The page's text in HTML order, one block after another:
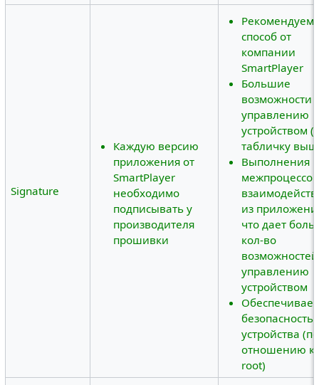
Signature
Каждую версию
приложения от
SmartPlayer
необходимо
подписывать у
производителя
прошивки
способ от
компании
SmartPlayer
Большие
возможности
управлению
устройством
табличку
Выполнения
из
что дает
кол-во
управлению
устройством
безопасность
устройства (по
отношению к
root)